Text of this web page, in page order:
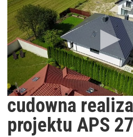
cudowna
projektu APS